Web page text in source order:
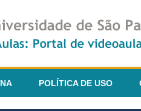
POLÍTICA DE USO